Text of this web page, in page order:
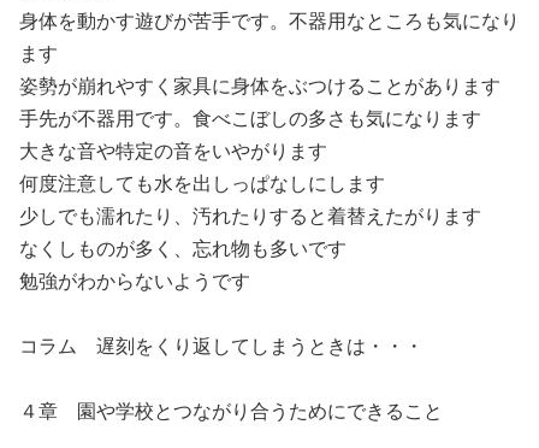
身体を動かす遊びが苦手です。不器用なところも気になり
ます
姿勢が崩れやすく家具に身体をぶつけることがあります
手先が不器用です。食べこぼしの多さも気になります
大きな音や特定の音をいやがります
何度注意しても水を出しっぱなしにします
少しでも濡れたり、汚れたりすると着替えたがります
なくしものが多く、忘れ物も多いです
勉強がわからないようです
コラム 遅刻をくり返してしまうときは・・・
４章 園や学校とつながり合うためにできること